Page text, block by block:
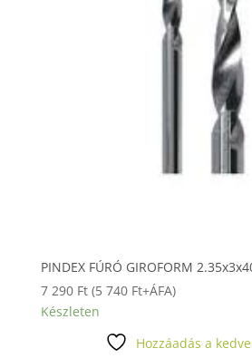
PINDEX FÚRÓ GIROFORM
7 290 Ft (5 740 Ft+ÁFA)
Készleten
Hozzáadás a